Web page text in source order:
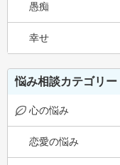
愚痴
幸せ
悩み相談カテゴリー
心の悩み
恋愛の悩み